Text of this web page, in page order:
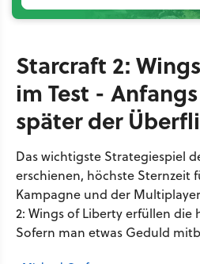
Starcraft 2:
im Test -
später der
Das wichtigste Strategiespiel
erschienen, höchste Sternzeit
Kampagne und der
2: Wings of Liberty erfüllen die
Sofern man etwas Geduld